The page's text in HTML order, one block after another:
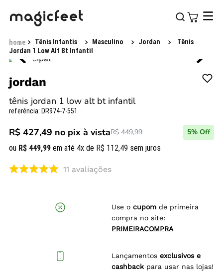
Tênis Infantis Masculino Jordan
Tênis
Jordan 1 Low Alt Bt Infantil
jordan
tênis jordan 1 low alt bt infantil
referência: DR974-7-551
R$ 427,49 no pix à vistaR$ 449,99 5% Off
ou R$ 449,99 em até 4x de R$ 112,49 sem juros
11 avaliações
Use o cupom de primeira
compra no site:
PRIMEIRACOMPRA
Lançamentos exclusivos e
cashback para usar nas lojas!